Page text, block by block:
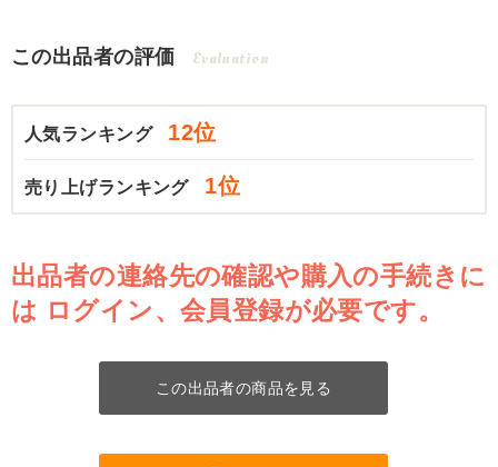
この出品者の評価 Evaluation
人気ランキング 12位
売り上げランキング 1位
出品者の連絡先の確認や購入の手続きに
は ログイン、会員登録が必要です。
この出品者の商品を見る